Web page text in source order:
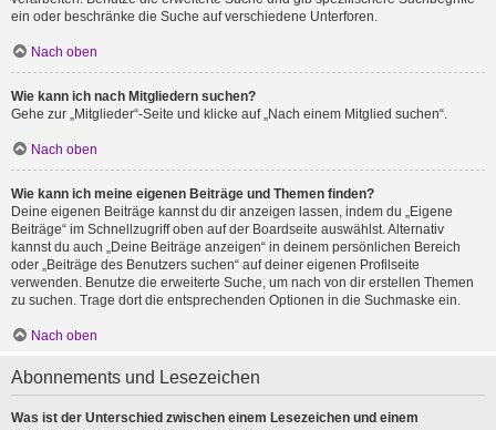
ein oder beschränke die Suche auf verschiedene Unterforen.
Nach oben
Wie kann ich nach Mitgliedern suchen?
Gehe zur „Mitglieder“-Seite und klicke auf „Nach einem Mitglied suchen“.
Nach oben
Wie kann ich meine eigenen Beiträge und Themen finden?
Deine eigenen Beiträge kannst du dir anzeigen lassen, indem du „Eigene
Beiträge“ im Schnellzugriff oben auf der Boardseite auswählst. Alternativ
kannst du auch „Deine Beiträge anzeigen“ in deinem persönlichen Bereich
oder „Beiträge des Benutzers suchen“ auf deiner eigenen Profilseite
verwenden. Benutze die erweiterte Suche, um nach von dir erstellen Themen
zu suchen. Trage dort die entsprechenden Optionen in die Suchmaske ein.
Nach oben
Abonnements und Lesezeichen
Was ist der Unterschied zwischen einem Lesezeichen und einem